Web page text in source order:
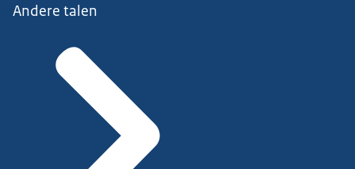
Andere talen